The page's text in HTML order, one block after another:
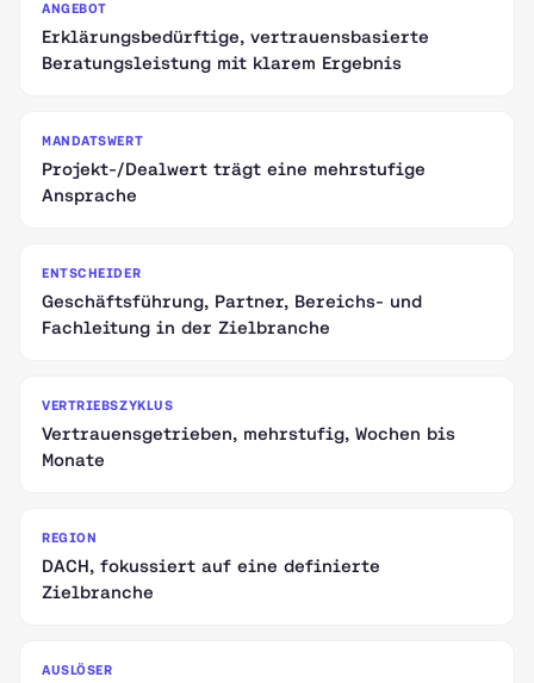
ANGEBOT
Erklärungsbedürftige, vertrauensbasierte
Beratungsleistung mit klarem Ergebnis
MANDATSWERT
Projekt-/Dealwert trägt eine mehrstufige
Ansprache
ENTSCHEIDER
Geschäftsführung, Partner, Bereichs- und
Fachleitung in der Zielbranche
VERTRIEBSZYKLUS
Vertrauensgetrieben, mehrstufig, Wochen bis
Monate
REGION
DACH, fokussiert auf eine definierte
Zielbranche
AUSLÖSER